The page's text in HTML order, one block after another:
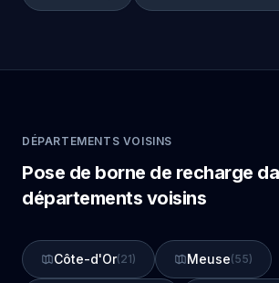
DÉPARTEMENTS VOISINS
Pose de borne de recharge
départements voisins
Côte-d'Or(21) Meuse(55)